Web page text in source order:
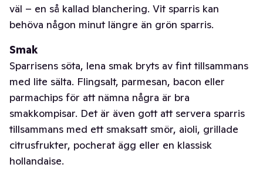
väl – en så kallad blanchering. Vit sparris kan
behöva någon minut längre än grön sparris.
Smak
Sparrisens söta, lena smak bryts av fint tillsammans
med lite sälta. Flingsalt, parmesan, bacon eller
parmachips för att nämna några är bra
smakkompisar. Det är även gott att servera sparris
tillsammans med ett smaksatt smör, aioli, grillade
citrusfrukter, pocherat ägg eller en klassisk
hollandaise.